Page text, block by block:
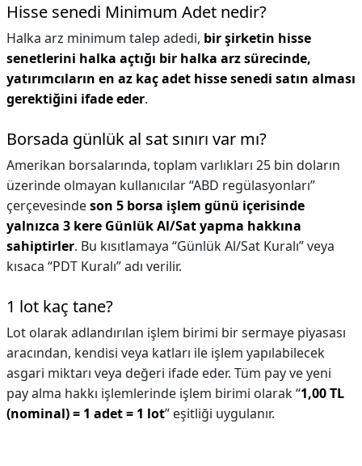
Hisse senedi Minimum Adet nedir?
Halka arz minimum talep adedi, bir şirketin hisse
senetlerini halka açtığı bir halka arz sürecinde,
yatırımcıların en az kaç adet hisse senedi satın alması
gerektiğini ifade eder.
Borsada günlük al sat sınırı var mı?
Amerikan borsalarında, toplam varlıkları 25 bin doların
üzerinde olmayan kullanıcılar “ABD regülasyonları”
çerçevesindeson 5 borsa işlem günü içerisinde
yalnızca 3 kere Günlük Al/Sat yapma hakkına
sahiptirler. Bu kısıtlamaya “Günlük Al/Sat Kuralı” veya
kısaca “PDT Kuralı” adı verilir.
1 lot kaç tane?
Lot olarak adlandırılan işlem birimi bir sermaye piyasası
aracından, kendisi veya katları ile işlem yapılabilecek
asgari miktarı veya değeri ifade eder. Tüm pay ve yeni
pay alma hakkı işlemlerinde işlem birimi olarak “1,00 TL
(nominal) = 1 adet = 1 lot” eşitliği uygulanır.